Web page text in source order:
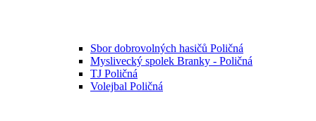
Sbor dobrovolných hasičů Poličná
Myslivecký spolek Branky - Poličná
TJ Poličná
Volejbal Poličná